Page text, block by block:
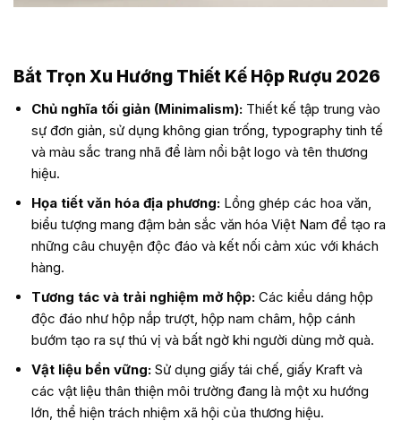
Bắt Trọn Xu Hướng Thiết Kế Hộp Rượu 2026
Chủ nghĩa tối giản (Minimalism):Thiết kế tập trung vào
sự đơn giản, sử dụng không gian trống, typography tinh tế
và màu sắc trang nhã để làm nổi bật logo và tên thương
hiệu.
Họa tiết văn hóa địa phương:Lồng ghép các hoa văn,
biểu tượng mang đậm bản sắc văn hóa Việt Nam để tạo ra
những câu chuyện độc đáo và kết nối cảm xúc với khách
hàng.
Tương tác và trải nghiệm mở hộp:Các kiểu dáng hộp
độc đáo như hộp nắp trượt, hộp nam châm, hộp cánh
bướm tạo ra sự thú vị và bất ngờ khi người dùng mở quà.
Vật liệu bền vững:Sử dụng giấy tái chế, giấy Kraft và
các vật liệu thân thiện môi trường đang là một xu hướng
lớn, thể hiện trách nhiệm xã hội của thương hiệu.